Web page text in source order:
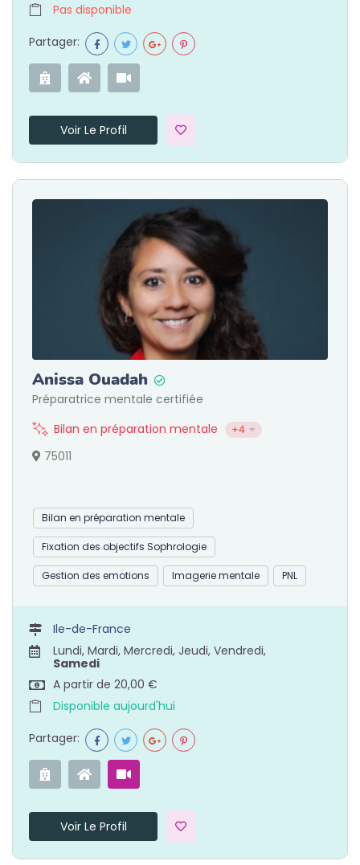
Pas disponible
Partager:
Voir Le Profil
Anissa Ouadah
Préparatrice mentale certifiée
Bilan en préparation mentale
+4
75011
Bilan en préparation mentale
Fixation des objectifs Sophrologie
Gestion des emotions Imagerie mentale PNL
Ile-de-France
Lundi, Mardi, Mercredi, Jeudi, Vendredi,
Samedi
A partir de 20,00 €
Disponible aujourd'hui
Partager:
Voir Le Profil